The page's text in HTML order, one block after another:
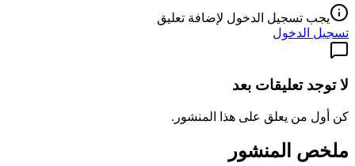
يجب تسجيل الدخول لإضافة تعليق
تسجيل الدخول
لا توجد تعليقات بعد
كن أول من يعلق على هذا المنشور.
ملخص المنشور